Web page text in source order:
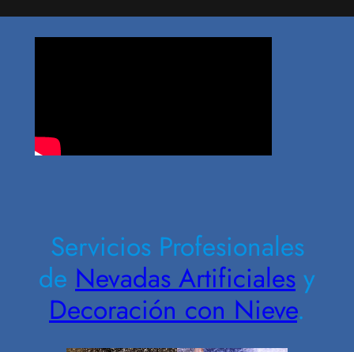
Servicios Profesionales
de Nevadas Artificiales y
Decoración con Nieve.